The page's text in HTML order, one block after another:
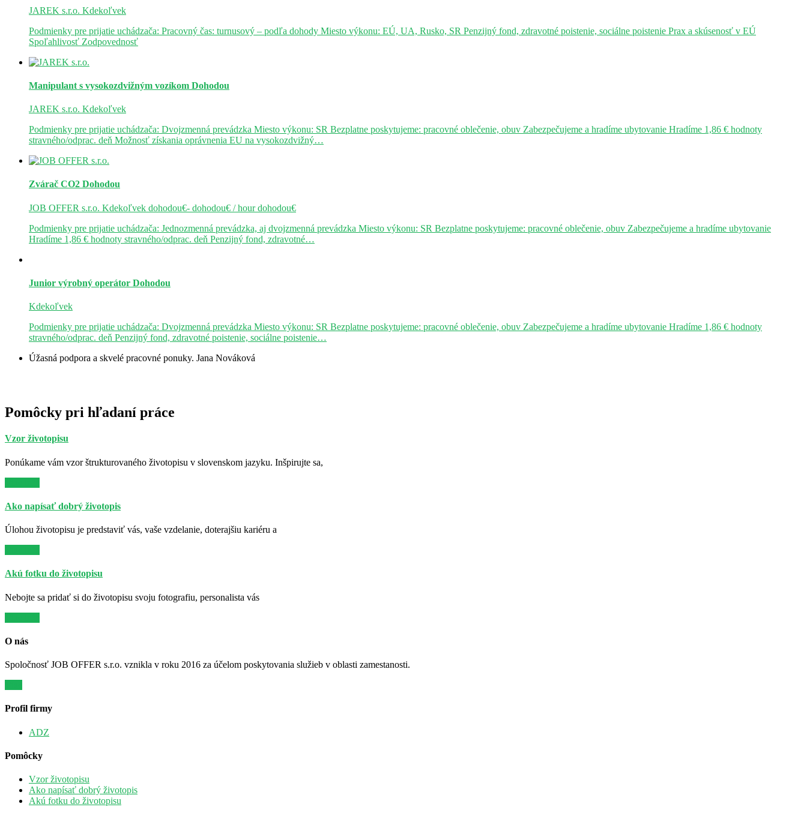
JAREK s.r.o. Kdekoľvek
Podmienky pre prijatie uchádzača: Pracovný čas: turnusový – podľa dohody Miesto výkonu: EÚ, UA, Rusko, SR Penzijný fond, zdravotné poistenie, sociálne poistenie Prax a skúsenosť v EÚ
Spoľahlivosť Zodpovednosť
Manipulant s vysokozdvižným vozíkom Dohodou
JAREK s.r.o. Kdekoľvek
Podmienky pre prijatie uchádzača: Dvojzmenná prevádzka Miesto výkonu: SR Bezplatne poskytujeme: pracovné oblečenie, obuv Zabezpečujeme a hradíme ubytovanie Hradíme 1,86 € hodnoty
stravného/odprac. deň Možnosť získania oprávnenia EU na vysokozdvižný…
Zvárač CO2 Dohodou
JOB OFFER s.r.o. Kdekoľvek dohodou€- dohodou€ / hourdohodou€
Podmienky pre prijatie uchádzača: Jednozmenná prevádzka, aj dvojzmenná prevádzka Miesto výkonu: SR Bezplatne poskytujeme: pracovné oblečenie, obuv Zabezpečujeme a hradíme ubytovanie
Hradíme 1,86 € hodnoty stravného/odprac. deň Penzijný fond, zdravotné…
Junior výrobný operátor Dohodou
Kdekoľvek
Podmienky pre prijatie uchádzača: Dvojzmenná prevádzka Miesto výkonu: SR Bezplatne poskytujeme: pracovné oblečenie, obuv Zabezpečujeme a hradíme ubytovanie Hradíme 1,86 € hodnoty
stravného/odprac. deň Penzijný fond, zdravotné poistenie, sociálne poistenie…
Úžasná podpora a skvelé pracovné ponuky. Jana Nováková
Pomôcky pri hľadaní práce
Vzor životopisu
Ponúkame vám vzor štrukturovaného životopisu v slovenskom jazyku. Inšpirujte sa,
Ako napísať dobrý životopis
Úlohou životopisu je predstaviť vás, vaše vzdelanie, doterajšiu kariéru a
Akú fotku do životopisu
Nebojte sa pridať si do životopisu svoju fotografiu, personalista vás
O nás
Spoločnosť JOB OFFER s.r.o. vznikla v roku 2016 za účelom poskytovania služieb v oblasti zamestanosti.
Profil firmy
ADZ
Pomôcky
Vzor životopisu
Ako napísať dobrý životopis
Akú fotku do životopisu